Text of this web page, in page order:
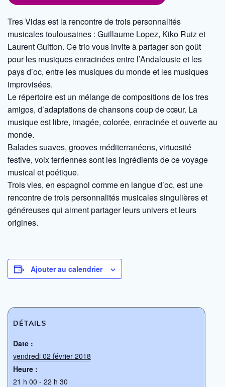
Tres Vidas est la rencontre de trois personnalités
musicales toulousaines : Guillaume Lopez, Kiko Ruiz et
Laurent Guitton. Ce trio vous invite à partager son goût
pour les musiques enracinées entre l’Andalousie et les
pays d’oc, entre les musiques du monde et les musiques
improvisées.
Le répertoire est un mélange de compositions de los tres
amigos, d’adaptations de chansons coup de cœur. La
musique est libre, imagée, colorée, enracinée et ouverte au
monde.
Balades suaves, grooves méditerranéens, virtuosité
festive, voix terriennes sont les ingrédients de ce voyage
musical et poétique.
Trois vies, en espagnol comme en langue d’oc, est une
rencontre de trois personnalités musicales singulières et
généreuses qui aiment partager leurs univers et leurs
origines.
Ajouter au calendrier
DÉTAILS
Date :
vendredi 02 février 2018
Heure :
21 h 00 - 22 h 30